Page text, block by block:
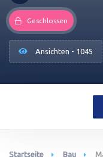
Geschlossen
Ansichten - 1045
Startseite Bau